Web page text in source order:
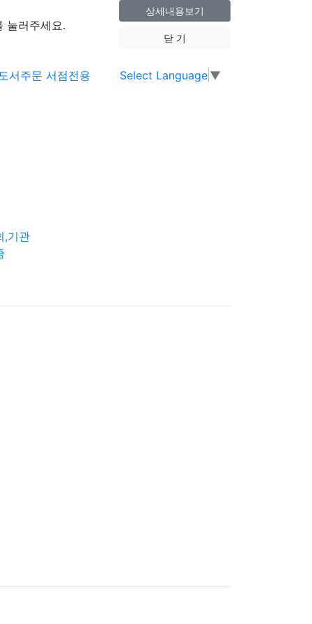
눌러주세요.
상세내용보기
닫 기
Select Language ▼
,기관